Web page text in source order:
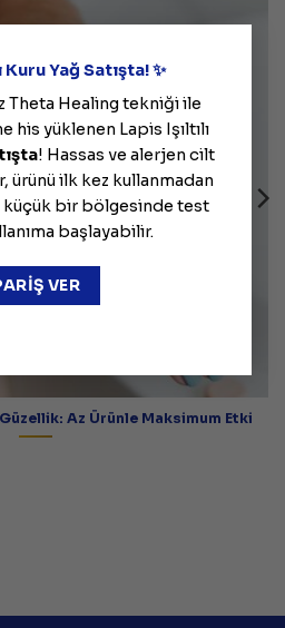
Kuru Yağ Satışta! ✨
Theta Healing tekniği ile
his yüklenen Lapis Işıltılı
! Hassas ve alerjen cilt
ürünü ilk kez kullanmadan
küçük bir bölgesinde test
başlayabilir.
VER
Az Ürünle Maksimum Etki